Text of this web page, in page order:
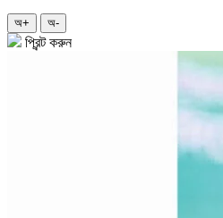
অ+ অ-
প্রিন্ট করুন